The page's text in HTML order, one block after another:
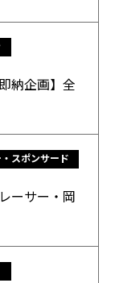
納企画】全
スポンサード
ーサー・岡